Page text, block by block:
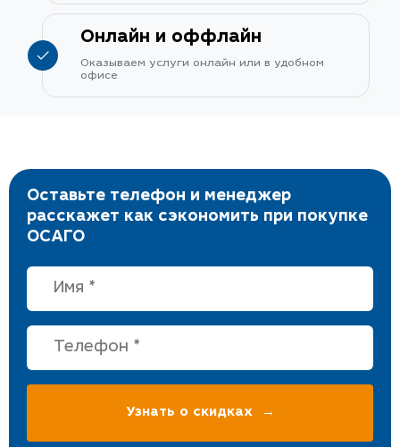
Онлайн и оффлайн
Оказываем услуги онлайн или в удобном
офисе
Оставьте телефон и менеджер
расскажет как сэкономить при покупке
ОСАГО